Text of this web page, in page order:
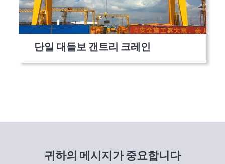
단일 대들보 갠트리 크레인
귀하의 메시지가 중요합니다